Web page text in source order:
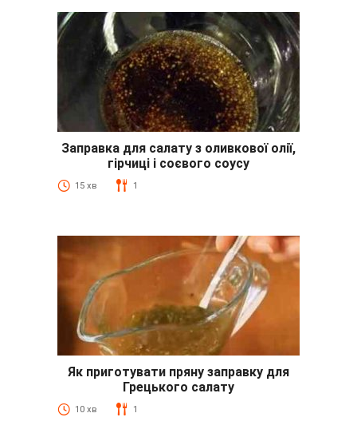
Заправка для салату з оливкової олії,
гірчиці і соєвого соусу
15 хв 1
Як приготувати пряну заправку для
Грецького салату
10 хв 1